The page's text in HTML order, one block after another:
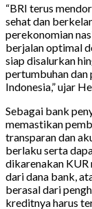
“BRI terus
sehat dan
perekonomian
berjalan optimal
siap disalurkan
pertumbuhan dan
Indonesia,” ujar
Sebagai bank
memastikan
transparan dan
berlaku serta
dikarenakan
dari dana bank,
berasal dari
kreditnya harus